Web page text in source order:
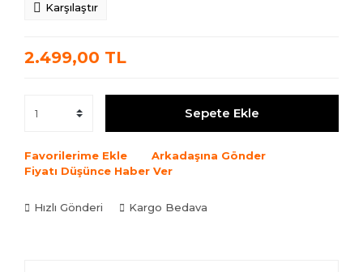
Karşılaştır
2.499,00 TL
Sepete Ekle
Favorilerime Ekle
Arkadaşına Gönder
Fiyatı Düşünce Haber Ver
Hızlı Gönderi Kargo Bedava